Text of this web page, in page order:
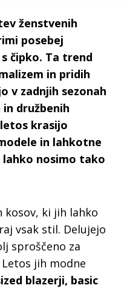
ženstvenih
posebej
čipko. Ta trend
in pridih
v zadnjih sezonah
družbenih
krasijo
in lahkotne
nosimo tako
kosov, ki jih lahko
vsak stil. Delujejo
sproščeno za
jih modne
blazerji, basic